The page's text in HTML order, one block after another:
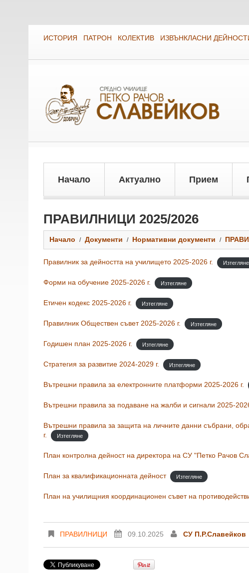
ИСТОРИЯ ПАТРОН КОЛЕКТИВ ИЗВЪНКЛАСНИ
Начало Актуално Прием
ПРАВИЛНИЦИ 2025/2026
Начало Документи Нормативни документи
Правилник за дейността на училището 2025-2026 г. Изтегляне
Форми на обучение 2025-2026 г. Изтегляне
Етичен кодекс 2025-2026 г. Изтегляне
Правилник Обществен съвет 2025-2026 г. Изтегляне
Годишен план 2025-2026 г. Изтегляне
Стратегия за развитие 2024-2029 г. Изтегляне
Вътрешни правила за електронните платформи 2025-2026 г.
Вътрешни правила за подаване на жалби и сигнали 2025-
Вътрешни правила за защита на личните данни събрани,
г.
Изтегляне
План контролна дейност на директора на СУ "Петко Рачов
План за квалификационната дейност Изтегляне
План на училищния координационен съвет на
ПРАВИЛНИЦИ 09.10.2025 СУ П.Р.Славейков